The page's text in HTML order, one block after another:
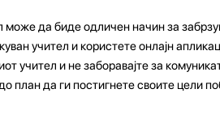
може да биде одличен начин за
учител и користете онлајн
учител и не заборавајте за
план да ги постигнете своите цели